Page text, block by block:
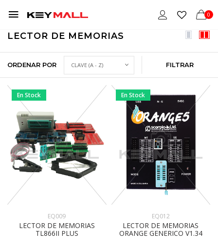
0
LECTOR DE MEMORIAS
ORDENAR POR FILTRAR
En Stock
EQ009
LECTOR DE MEMORIAS
TL866II PLUS
En Stock
EQ012
LECTOR DE MEMORIAS
ORANGE GENERICO V1.34